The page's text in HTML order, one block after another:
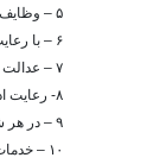
۵ – وظایف قانونی خود را با ایمان به اراده و خود باوری و نظارت و توکل بر خالق هستی به انجام برسانیم .
۶ – با رعایت اصول صرفه جوئی و پرهیز از تجمل گرائی و هزینه های غیر ضروری در استفاده هر چه بهتر از منابع و امکانات موجود تلاش نمائیم .
۷ – عدالت گستری ، مهرورزی ، خدمت به بندگان خدا وپیشرفت وتعالی مادی و معنوی مبنای فعالیتهای ماست .
۸- رعایت ادب ، نزاکت ، عدالت و انصاف را رمز بقاء شرکت تلقی می کنیم .
۹ – در هر شرائطی به اصول اخلاقی و صفات معنوی از جمله تواضع و فروتنی ، متانت ، رازداری ، امانت داری ، صداقت در گفتار و رفتار ، پرهیز از غیبت و تملق و دوری از اسراف و تبذیر پایبندیم .
۱۰ – خدمات صادقانه ما موجب غنا و تعالی در زندگی مردم می شود و روابط بین ما و مردم را تقویت می نماید .